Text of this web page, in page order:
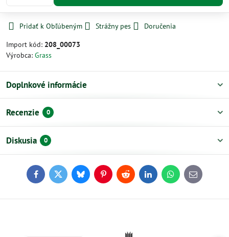
Pridať k Obľúbeným Strážny pes
Doručenia
Import kód: 208_00073
Výrobca: Grass
Doplnkové informácie
Recenzie 0
Diskusia 0
FacebookTwitterBlueskyPinterestReddit LinkedInWhatsApp
E-
mail